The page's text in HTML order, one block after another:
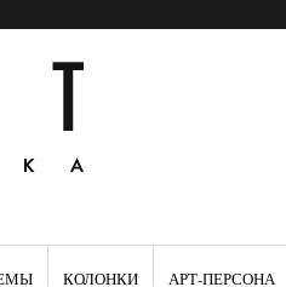
КОЛОНКИ АРТ-ПЕРСОНА